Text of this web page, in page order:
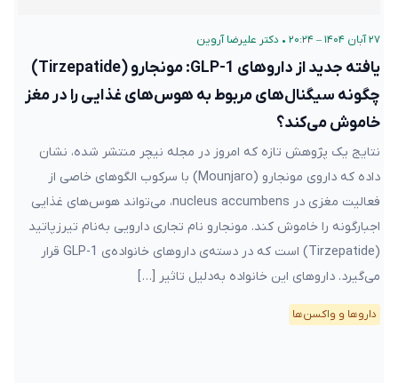
۲۷ آبان ۱۴۰۴ – ۲۰:۲۴ • دکتر علیرضا آروین
یافته جدید از داروهای GLP-1: مونجارو (Tirzepatide)
چگونه سیگنال‌های مربوط به هوس‌های غذایی را در مغز
خاموش می‌کند؟
نتایج یک پژوهش تازه که امروز در مجله نیچر منتشر شده، نشان
داده که داروی مونجارو (Mounjaro) با سرکوب الگوهای خاصی از
فعالیت‌ مغزی در nucleus accumbens، می‌تواند هوس‌های غذایی
اجبارگونه را خاموش کند. مونجارو نام تجاری دارویی به‌نام تیرزپاتید
(Tirzepatide) است که در دسته‌ی داروهای خانواده‌ی GLP-1 قرار
می‌گیرد. داروهای این خانواده به‌دلیل تاثیر […]
دارو‌ها و واکسن‌ها